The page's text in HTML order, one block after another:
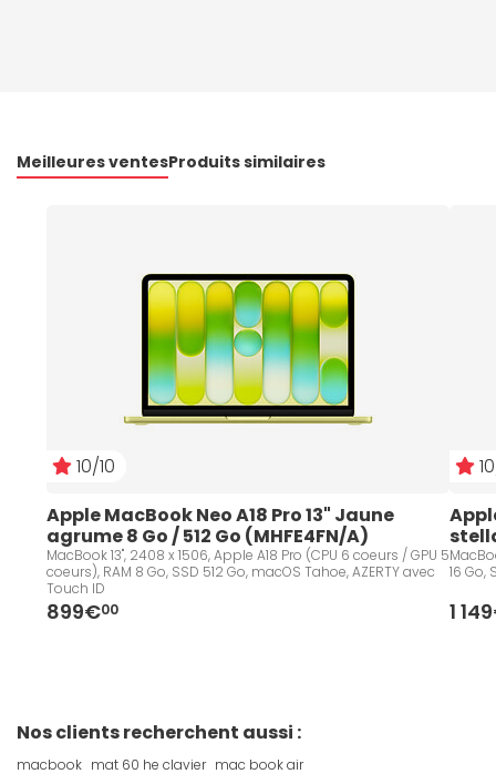
Meilleures ventesProduits similaires
10/10
Apple MacBook Neo A18 Pro 13" Jaune
agrume 8 Go / 512 Go (MHFE4FN/A)
MacBook 13", 2408 x 1506, Apple A18 Pro (CPU 6 coeurs / GPU 5
coeurs), RAM 8 Go, SSD 512 Go, macOS Tahoe, AZERTY avec
Touch ID
899€00
16 Go,
1
Nos clients recherchent aussi :
macbook mat 60 he clavier mac book air